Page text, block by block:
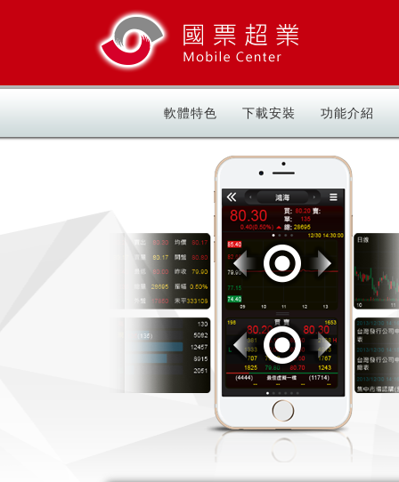
軟體特色 下載安裝 功能介紹